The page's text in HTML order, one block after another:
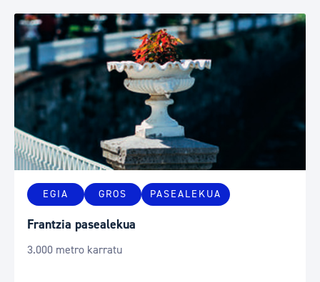
EGIA GROS PASEALEKUA
Frantzia pasealekua
3.000 metro karratu